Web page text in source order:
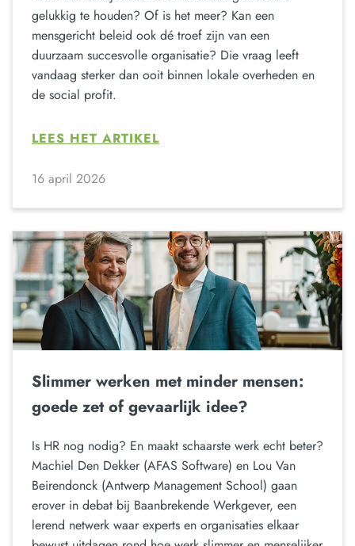
gelukkig te houden? Of is het meer? Kan een
mensgericht beleid ook dé troef zijn van een
duurzaam succesvolle organisatie? Die vraag leeft
vandaag sterker dan ooit binnen lokale overheden en
de social profit.
LEES HET ARTIKEL
16 april 2026
Slimmer werken met minder mensen:
goede zet of gevaarlijk idee?
Is HR nog nodig? En maakt schaarste werk echt beter?
Machiel Den Dekker (AFAS Software) en Lou Van
Beirendonck (Antwerp Management School) gaan
erover in debat bij Baanbrekende Werkgever, een
lerend netwerk waar experts en organisaties elkaar